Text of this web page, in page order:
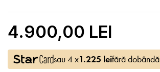
4.900,00 LEI
sau 4 x1.225 leifără dobândă